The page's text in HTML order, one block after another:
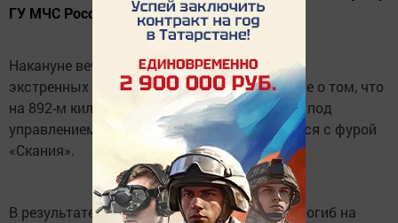
ГУ МЧС России по РТ.
Накануне вечером на единый номер вызова
экстренных служб 112 поступило сообщение о том, что
на 892-м километре трассы М7 «Мерседес» под
управлением 48-летнего челнинца столкнулся с фурой
«Скания».
В результате аварии водитель легковушки погиб на